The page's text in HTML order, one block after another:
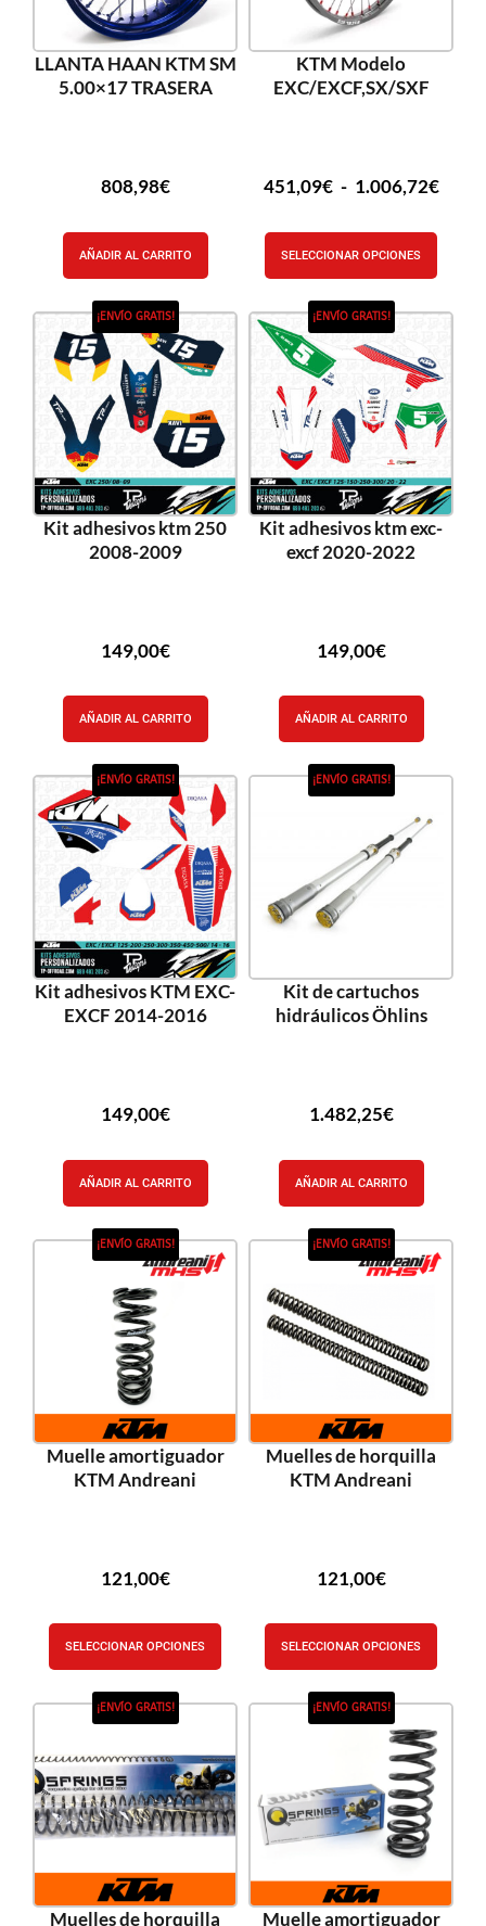
LLANTA HAAN KTM SM
5.00×17 TRASERA
808,98€
AÑADIR AL CARRITO
KTM Modelo
EXC/EXCF,SX/SXF
451,09€ - 1.006,72€
SELECCIONAR OPCIONES
¡ENVÍO GRATIS!
Kit adhesivos ktm 250
2008-2009
149,00€
AÑADIR AL CARRITO
¡ENVÍO GRATIS!
Kit adhesivos ktm exc-
excf 2020-2022
149,00€
AÑADIR AL CARRITO
¡ENVÍO GRATIS!
Kit adhesivos KTM EXC-
EXCF 2014-2016
149,00€
AÑADIR AL CARRITO
¡ENVÍO GRATIS!
Kit de cartuchos
hidráulicos Öhlins
1.482,25€
AÑADIR AL CARRITO
¡ENVÍO GRATIS!
Muelle amortiguador
KTM Andreani
121,00€
SELECCIONAR OPCIONES
¡ENVÍO GRATIS!
Muelles de horquilla
KTM Andreani
121,00€
SELECCIONAR OPCIONES
¡ENVÍO GRATIS!
Muelles de horquilla
¡ENVÍO GRATIS!
Muelle amortiguador